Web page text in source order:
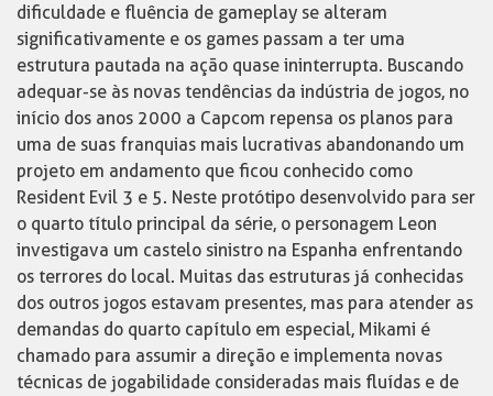
dificuldade e fluência de gameplay se alteram
significativamente e os games passam a ter uma
estrutura pautada na ação quase ininterrupta. Buscando
adequar-se às novas tendências da indústria de jogos, no
início dos anos 2000 a Capcom repensa os planos para
uma de suas franquias mais lucrativas abandonando um
projeto em andamento que ficou conhecido como
Resident Evil 3 e 5. Neste protótipo desenvolvido para ser
o quarto título principal da série, o personagem Leon
investigava um castelo sinistro na Espanha enfrentando
os terrores do local. Muitas das estruturas já conhecidas
dos outros jogos estavam presentes, mas para atender as
demandas do quarto capítulo em especial, Mikami é
chamado para assumir a direção e implementa novas
técnicas de jogabilidade consideradas mais fluídas e de